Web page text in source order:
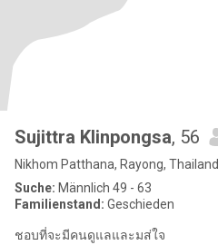
Sujittra​ Klinpongsa, 56
Nikhom Patthana, Rayong, Thailand
Suche: Männlich 49 - 63
Familienstand: Geschieden
ชอบที่จะมีคนดูแลและมส่ใจ